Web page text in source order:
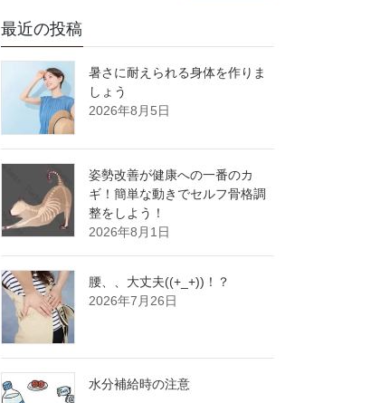
最近の投稿
暑さに耐えられる身体を作りま
しょう
2026年8月5日
姿勢改善が健康への一番のカ
ギ！簡単な動きでセルフ骨格調
整をしよう！
2026年8月1日
腰、、大丈夫((+_+))！？
2026年7月26日
水分補給時の注意